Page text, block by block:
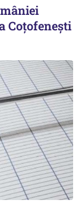
Coțofenești